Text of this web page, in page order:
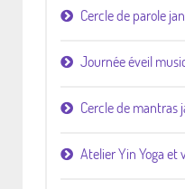
Cercle de parole
Journée éveil
Cercle de mantras
Atelier Yin Yoga et